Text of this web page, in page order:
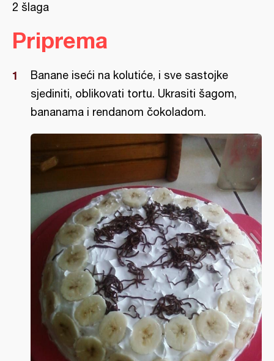
2 šlaga
Priprema
Banane iseći na kolutiće, i sve sastojke
sjediniti, oblikovati tortu. Ukrasiti šagom,
bananama i rendanom čokoladom.